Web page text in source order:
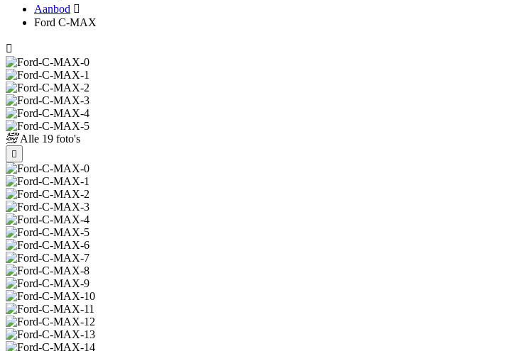
Aanbod
Ford C-MAX
Alle 19 foto's